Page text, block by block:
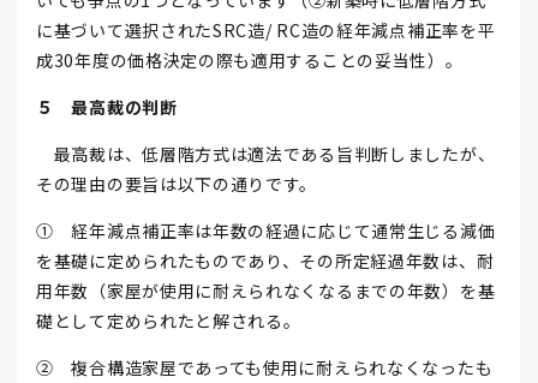
に基づいて選択されたSRC造/ RC造の経年減点補正率を平
成30年度の価格決定の際も適用することの妥当性）。
５ 最高裁の判断
最高裁は、低層階方式は適法である旨判断しましたが、
その理由の要旨は以下の通りです。
① 経年減点補正率は年数の経過に応じて通常生じる減価
を基礎に定められたものであり、その所定経過年数は、耐
用年数（家屋が使用に耐えられなくなるまでの年数）を基
礎として定められたと解される。
② 複合構造家屋であっても使用に耐えられなくなったも